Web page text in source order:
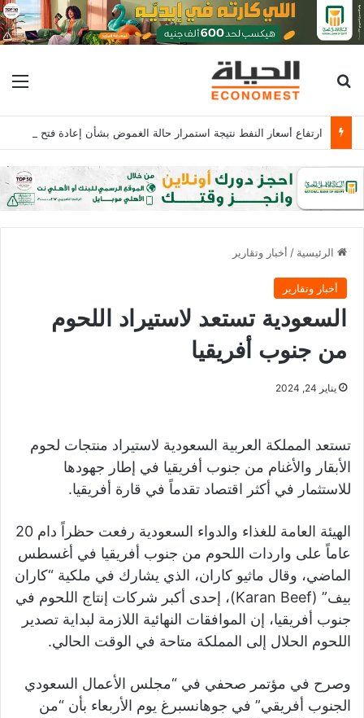
بحث عن
الرئيسية / أخبار وتقارير
أخبار وتقارير
السعودية تستعد لاستيراد اللحوم
من جنوب أفريقيا
يناير 24, 2024
تستعد المملكة العربية السعودية لاستيراد منتجات لحوم
الأبقار والأغنام من جنوب أفريقيا في إطار جهودها
للاستثمار في أكثر اقتصاد تقدماً في قارة أفريقيا.
الهيئة العامة للغذاء والدواء السعودية رفعت حظراً دام 20
عاماً على واردات اللحوم من جنوب أفريقيا في أغسطس
الماضي، وقال ماثيو كاران، الذي يشارك في ملكية “كاران
بيف” (Karan Beef)، إحدى أكبر شركات إنتاج اللحوم في
جنوب أفريقيا، إن الموافقات النهائية اللازمة لبداية تصدير
اللحوم الحلال إلى المملكة متاحة في الوقت الحالي.
وصرح في مؤتمر صحفي في “مجلس الأعمال السعودي
الجنوب أفريقي” في جوهانسبرغ يوم الأربعاء بأن “من